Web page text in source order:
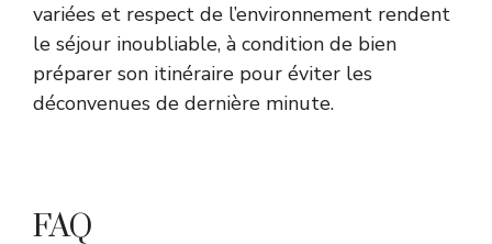
variées et respect de l’environnement rendent
le séjour inoubliable, à condition de bien
préparer son itinéraire pour éviter les
déconvenues de dernière minute.
FAQ